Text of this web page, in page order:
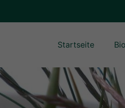
Startseite